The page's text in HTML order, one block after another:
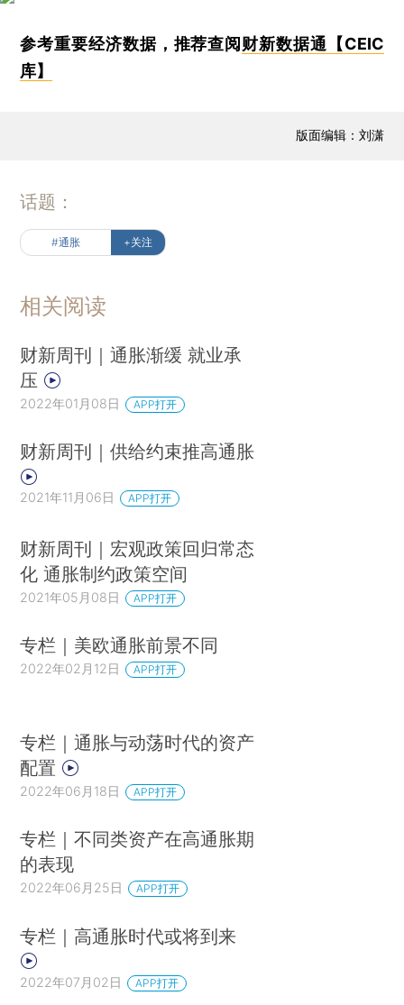
参考重要经济数据，推荐查阅 财新数据通【CEIC
库】
版面编辑：刘潇
话题：
#通胀 +关注
相关阅读
财新周刊｜通胀渐缓 就业承
压
2022年01月08日 APP打开
财新周刊｜供给约束推高通胀
2021年11月06日 APP打开
财新周刊｜宏观政策回归常态
化 通胀制约政策空间
2021年05月08日 APP打开
专栏｜美欧通胀前景不同
2022年02月12日 APP打开
专栏｜通胀与动荡时代的资产
配置
2022年06月18日 APP打开
专栏｜不同类资产在高通胀期
的表现
2022年06月25日 APP打开
专栏｜高通胀时代或将到来
2022年07月02日 APP打开